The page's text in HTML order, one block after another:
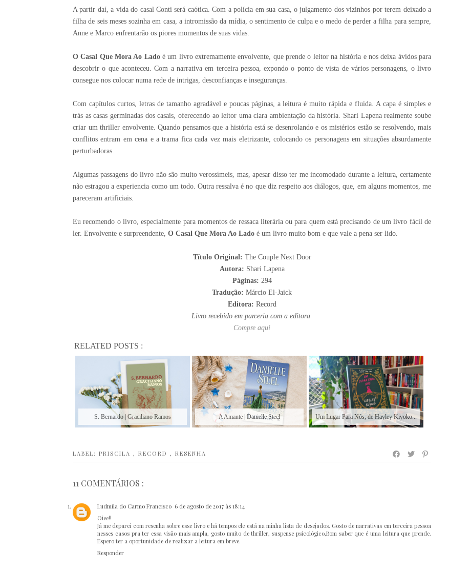
A partir daí, a vida do casal Conti será caótica. Com a polícia em sua casa, o julgamento dos vizinhos por terem deixado a
filha de seis meses sozinha em casa, a intromissão da mídia, o sentimento de culpa e o medo de perder a filha para sempre,
Anne e Marco enfrentarão os piores momentos de suas vidas.
O Casal Que Mora Ao Ladoé um livro extremamente envolvente, que prende o leitor na história e nos deixa ávidos para
descobrir o que aconteceu. Com a narrativa em terceira pessoa, expondo o ponto de vista de vários personagens, o livro
consegue nos colocar numa rede de intrigas, desconfianças e inseguranças.
Com capítulos curtos, letras de tamanho agradável e poucas páginas, a leitura é muito rápida e fluida. A capa é simples e
trás as casas germinadas dos casais, oferecendo ao leitor uma clara ambientação da história. Shari Lapena realmente soube
criar um thriller envolvente. Quando pensamos que a história está se desenrolando e os mistérios estão se resolvendo, mais
conflitos entram em cena e a trama fica cada vez mais eletrizante, colocando os personagens em situações absurdamente
perturbadoras.
Algumas passagens do livro não são muito verossímeis, mas, apesar disso ter me incomodado durante a leitura, certamente
não estragou a experiencia como um todo. Outra ressalva é no que diz respeito aos diálogos, que, em alguns momentos, me
pareceram artificiais.
Eu recomendo o livro, especialmente para momentos de ressaca literária ou para quem está precisando de um livro fácil de
ler. Envolvente e surpreendente, O Casal Que Mora Ao Lado é um livro muito bom e que vale a pena ser lido.
Título Original: The Couple Next Door
Autora: Shari Lapena
Páginas: 294
Tradução: Márcio El-Jaick
Editora: Record
Livro recebido em parceria com a editora
Compre aqui
RELATED POSTS :
S. Bernardo | Graciliano Ramos A Amante | Danielle Steel Um Lugar Para Nós, de Hayley Kiyoko...
LABEL: PRISCILA , RECORD , RESENHA
11 COMENTÁRIOS :
Ludmila do Carmo Francisco 6 de agosto de 2017 às 18:14
Oiee!!
Já me deparei com resenha sobre esse livro e há tempos ele está na minha lista de desejados. Gosto de narrativas em terceira pessoa
nesses casos pra ter essa visão mais ampla, gosto muito de thriller, suspense psicológico,Bom saber que é uma leitura que prende.
Espero ter a oportunidade de realizar a leitura em breve.
Responder